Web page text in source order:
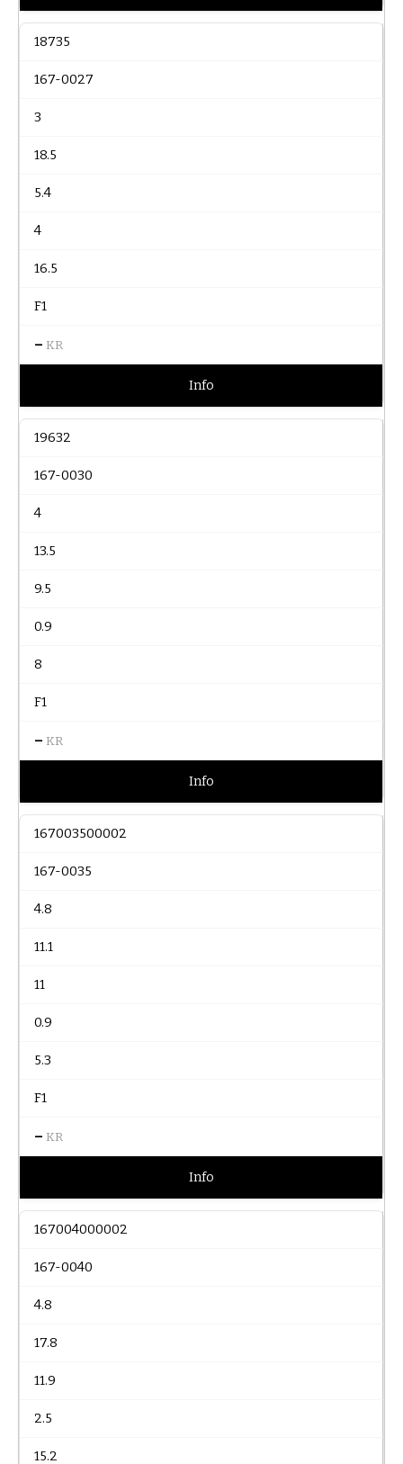
18735
167-0027
3
18.5
5.4
4
16.5
F1
– KR
Info
19632
167-0030
4
13.5
9.5
0.9
8
F1
– KR
Info
167003500002
167-0035
4.8
11.1
11
0.9
5.3
F1
– KR
Info
167004000002
167-0040
4.8
17.8
11.9
2.5
15.2